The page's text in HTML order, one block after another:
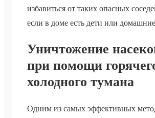
избавиться от таких опасных
если в доме есть дети или
Уничтожение
при помощи
холодного тумана
Одним из самых эффективных